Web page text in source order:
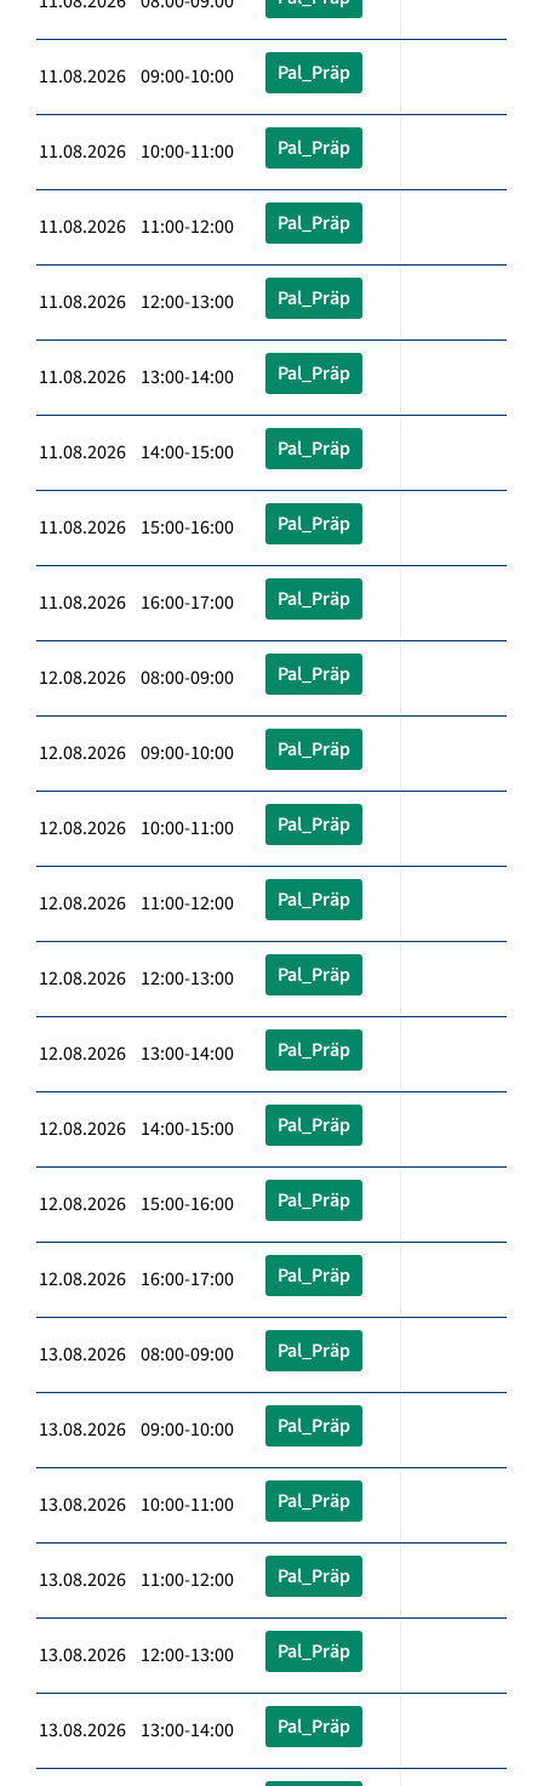
11.08.2026 09:00-10:00 Pal_Präp
11.08.2026 10:00-11:00 Pal_Präp
11.08.2026 11:00-12:00 Pal_Präp
11.08.2026 12:00-13:00 Pal_Präp
11.08.2026 13:00-14:00 Pal_Präp
11.08.2026 14:00-15:00 Pal_Präp
11.08.2026 15:00-16:00 Pal_Präp
11.08.2026 16:00-17:00 Pal_Präp
12.08.2026 08:00-09:00 Pal_Präp
12.08.2026 09:00-10:00 Pal_Präp
12.08.2026 10:00-11:00 Pal_Präp
12.08.2026 11:00-12:00 Pal_Präp
12.08.2026 12:00-13:00 Pal_Präp
12.08.2026 13:00-14:00 Pal_Präp
12.08.2026 14:00-15:00 Pal_Präp
12.08.2026 15:00-16:00 Pal_Präp
12.08.2026 16:00-17:00 Pal_Präp
13.08.2026 08:00-09:00 Pal_Präp
13.08.2026 09:00-10:00 Pal_Präp
13.08.2026 10:00-11:00 Pal_Präp
13.08.2026 11:00-12:00 Pal_Präp
13.08.2026 12:00-13:00 Pal_Präp
13.08.2026 13:00-14:00 Pal_Präp